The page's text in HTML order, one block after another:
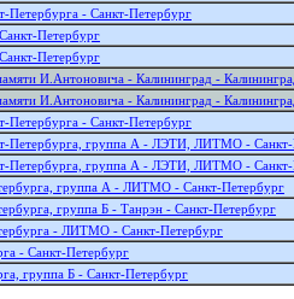
Петербурга - Санкт-Петербург
Петербург
Петербург
И.Антоновича - Калининград -
И.Антоновича - Калининград -
Петербурга - Санкт-Петербург
Петербурга, группа А - ЛЭТИ, ЛИТМО - Санкт-
Петербурга, группа А - ЛЭТИ, ЛИТМО - Санкт-
группа А - ЛИТМО - Санкт-Петербург
группа Б - Танрэн - Санкт-Петербург
- ЛИТМО - Санкт-Петербург
- Санкт-Петербург
группа Б - Санкт-Петербург